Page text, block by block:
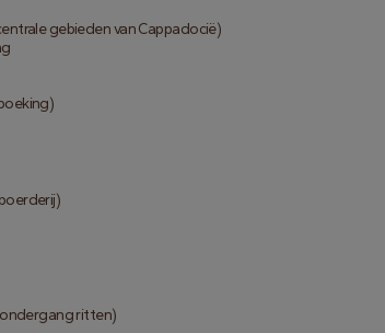
gebieden van Cappadocië)
ritten)